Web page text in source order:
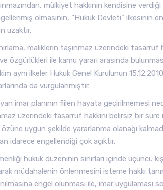
mülkiyet hakkının kendisine
olmasının, “Hukuk Devleti” ilkesinin
uzaktır.
maliklerin taşınmaz üzerindeki tasarruf
ile kamu yararı arasında
aynı ilkeler Hukuk Genel Kurulunun
da vurgulanmıştır.
imar planının fiilen hayata geçirilmemesi
üzerindeki tasarruf hakkını belirsiz bir süre
uygun şekilde yararlanma olanağı
idarece engellendiği çok açıktır.
hukuk düzeninin sınırları içinde üçüncü
müdahalenin önlenmesini isteme hakkı
engel olunması ile, imar uygulaması